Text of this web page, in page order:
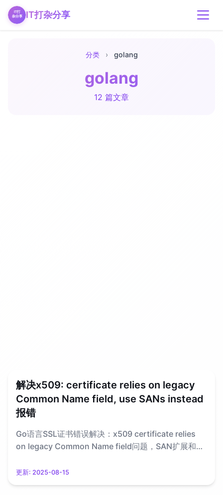
IT打杂分享
分类 › golang
golang
12 篇文章
文章列表
解决x509: certificate relies on legacy
Common Name field, use SANs instead
报错
Go语言SSL证书错误解决：x509 certificate relies
on legacy Common Name field问题，SAN扩展和证
更新: 2025-08-15